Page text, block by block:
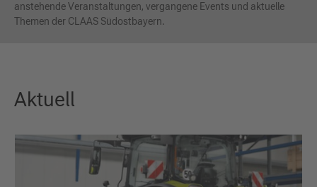
anstehende Veranstaltungen, vergangene Events und aktuelle
Themen der CLAAS Südostbayern.
Aktuell